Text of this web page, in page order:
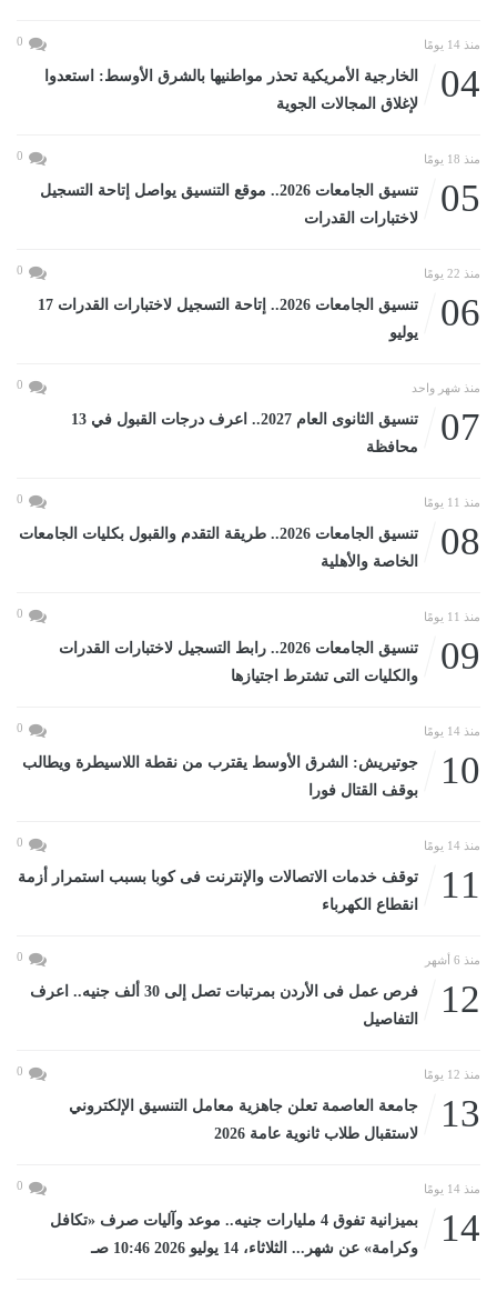
منذ 14 يومًا 0
04
الخارجية الأمريكية تحذر مواطنيها بالشرق الأوسط: استعدوا
لإغلاق المجالات الجوية
منذ 18 يومًا 0
05
تنسيق الجامعات 2026.. موقع التنسيق يواصل إتاحة التسجيل
لاختبارات القدرات
منذ 22 يومًا 0
06
تنسيق الجامعات 2026.. إتاحة التسجيل لاختبارات القدرات 17
يوليو
منذ شهر واحد 0
07
تنسيق الثانوى العام 2027.. اعرف درجات القبول في 13
محافظة
منذ 11 يومًا 0
08
تنسيق الجامعات 2026.. طريقة التقدم والقبول بكليات الجامعات
الخاصة والأهلية
منذ 11 يومًا 0
09
تنسيق الجامعات 2026.. رابط التسجيل لاختبارات القدرات
والكليات التى تشترط اجتيازها
منذ 14 يومًا 0
10
جوتيريش: الشرق الأوسط يقترب من نقطة اللاسيطرة ويطالب
بوقف القتال فورا
منذ 14 يومًا 0
11
توقف خدمات الاتصالات والإنترنت فى كوبا بسبب استمرار أزمة
انقطاع الكهرباء
منذ 6 أشهر 0
12
فرص عمل فى الأردن بمرتبات تصل إلى 30 ألف جنيه.. اعرف
التفاصيل
منذ 12 يومًا 0
13
جامعة العاصمة تعلن جاهزية معامل التنسيق الإلكتروني
لاستقبال طلاب ثانوية عامة 2026
منذ 14 يومًا 0
14
بميزانية تفوق 4 مليارات جنيه.. موعد وآليات صرف «تكافل
وكرامة» عن شهر... الثلاثاء، 14 يوليو 2026 10:46 صـ